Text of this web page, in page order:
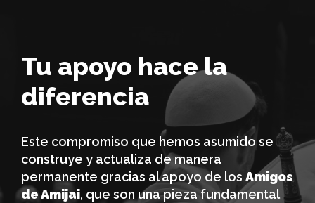
Tu apoyo hace la
diferencia
Este compromiso que hemos asumido se
construye y actualiza de manera
permanente gracias al apoyo de los Amigos
de Amijai, que son una pieza fundamental